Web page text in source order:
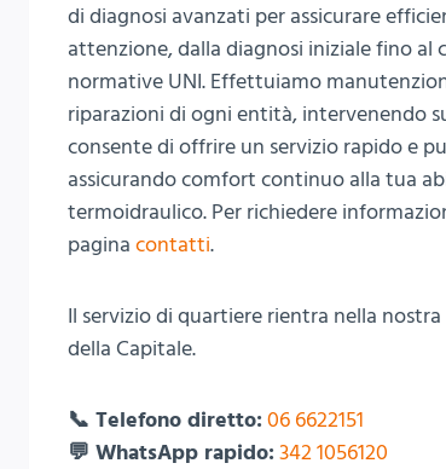
di diagnosi avanzati per assicurare
attenzione, dalla diagnosi iniziale fino
normative UNI. Effettuiamo
riparazioni di ogni entità, intervenendo
consente di offrire un servizio rapido e
assicurando comfort continuo alla tua
termoidraulico. Per richiedere
pagina contatti.
Il servizio di quartiere rientra nella
della Capitale.
📞 Telefono diretto: 06 6622151
💬 WhatsApp rapido: 342 1056120